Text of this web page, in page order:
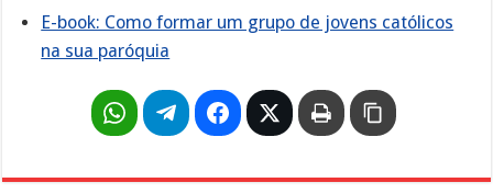
E-book: Como formar um grupo de jovens católicos
na sua paróquia